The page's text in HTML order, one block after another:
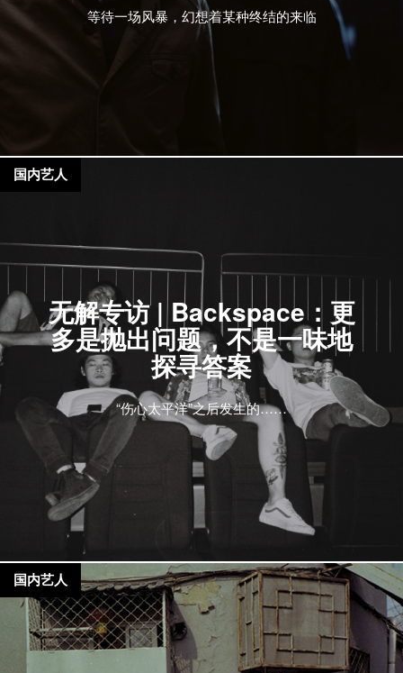
等待一场风暴，幻想着某种终结的来临
无解专访 | Backspace：更
多是抛出问题，不是一味地
探寻答案
“伤心太平洋”之后发生的……
国内艺人
国内艺人